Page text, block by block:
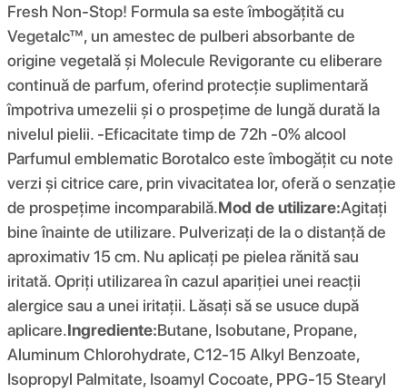
Fresh Non-Stop! Formula sa este îmbogățită cu
Vegetalc™, un amestec de pulberi absorbante de
origine vegetală și Molecule Revigorante cu eliberare
continuă de parfum, oferind protecție suplimentară
împotriva umezelii și o prospețime de lungă durată la
nivelul pielii. -Eficacitate timp de 72h -0% alcool
Parfumul emblematic Borotalco este îmbogățit cu note
verzi și citrice care, prin vivacitatea lor, oferă o senzație
de prospețime incomparabilă.Mod de utilizare:Agitați
bine înainte de utilizare. Pulverizați de la o distanță de
aproximativ 15 cm. Nu aplicați pe pielea rănită sau
iritată. Opriți utilizarea în cazul apariției unei reacții
alergice sau a unei iritații. Lăsați să se usuce după
aplicare.Ingrediente:Butane, Isobutane, Propane,
Aluminum Chlorohydrate, C12-15 Alkyl Benzoate,
Isopropyl Palmitate, Isoamyl Cocoate, PPG-15 Stearyl